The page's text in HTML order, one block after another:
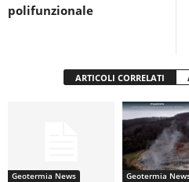
polifunzionale
ARTICOLI CORRELATI
Geotermia News Geotermia